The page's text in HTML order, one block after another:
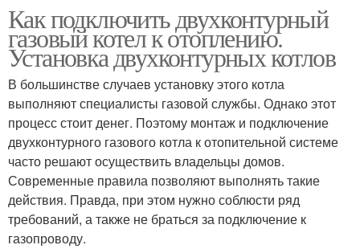
Как подключить двухконтурный
газовый котел к отоплению.
Установка двухконтурных котлов
В большинстве случаев установку этого котла
выполняют специалисты газовой службы. Однако этот
процесс стоит денег. Поэтому монтаж и подключение
двухконтурного газового котла к отопительной системе
часто решают осуществить владельцы домов.
Современные правила позволяют выполнять такие
действия. Правда, при этом нужно соблюсти ряд
требований, а также не браться за подключение к
газопроводу.